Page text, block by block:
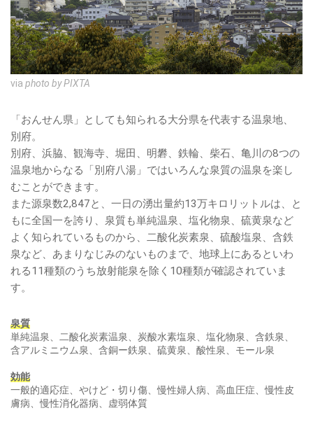
via photo by PIXTA
「おんせん県」としても知られる大分県を代表する温泉地、
別府。
別府、浜脇、観海寺、堀田、明礬、鉄輪、柴石、亀川の8つの
温泉地からなる「別府八湯」ではいろんな泉質の温泉を楽し
むことができます。
また源泉数2,847と、一日の湧出量約13万キロリットルは、と
もに全国一を誇り、泉質も単純温泉、塩化物泉、硫黄泉など
よく知られているものから、二酸化炭素泉、硫酸塩泉、含鉄
泉など、あまりなじみのないものまで、地球上にあるといわ
れる11種類のうち放射能泉を除く10種類が確認されていま
す。
泉質
単純温泉、二酸化炭素温泉、炭酸水素塩泉、塩化物泉、含鉄泉、
含アルミニウム泉、含銅ー鉄泉、硫黄泉、酸性泉、モール泉
効能
一般的適応症、やけど・切り傷、慢性婦人病、高血圧症、慢性皮
膚病、慢性消化器病、虚弱体質